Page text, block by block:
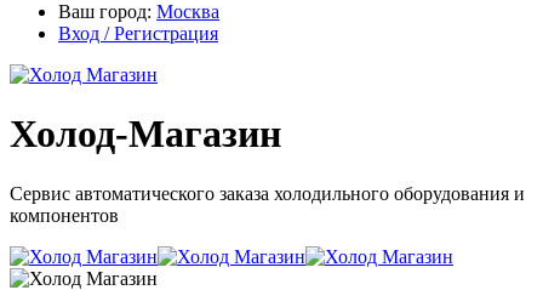
Ваш город: Москва
Вход / Регистрация
Холод-Магазин
Сервис автоматического заказа холодильного оборудования и
компонентов